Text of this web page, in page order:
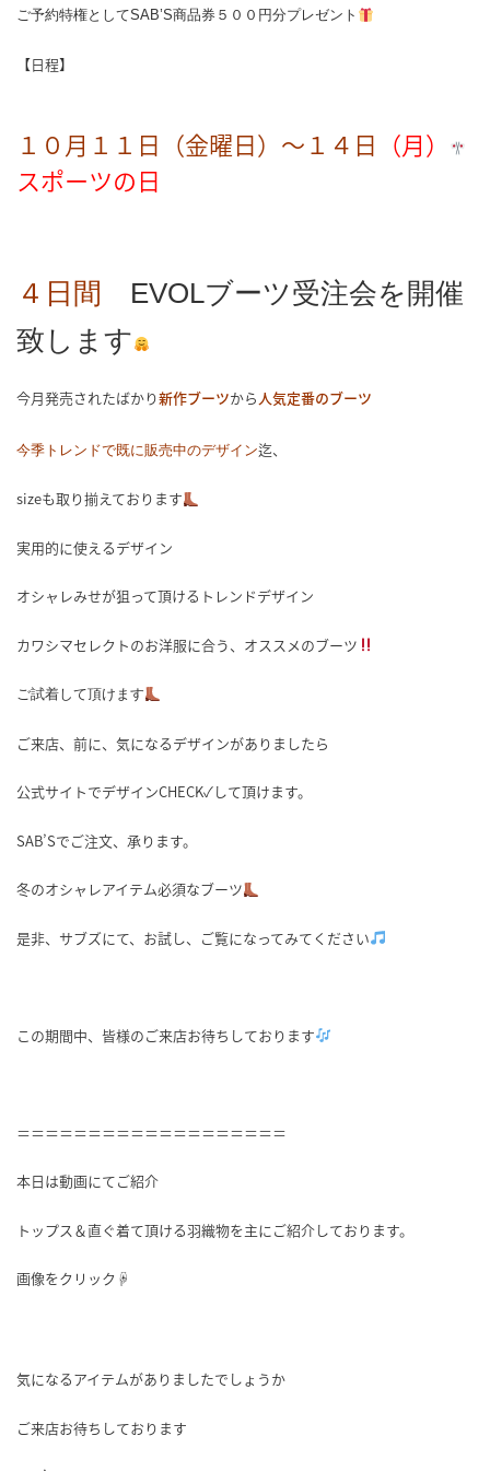
ご予約特権としてSAB’S商品券５００円分プレゼント
【日程】
１０月１１日（金曜日）～１４日 （月）
スポーツの日
４日間 EVOLブーツ受注会を開催
致します
今月発売されたばかり新作ブーツから人気定番のブーツ
今季トレンドで既に販売中のデザイン迄、
sizeも取り揃えております
実用的に使えるデザイン
オシャレみせが狙って頂けるトレンドデザイン
カワシマセレクトのお洋服に合う、オススメのブーツ
ご試着して頂けます
ご来店、前に、気になるデザインがありましたら
公式サイトでデザインCHECK✓して頂けます。
SAB’Sでご注文、承ります。
冬のオシャレアイテム必須なブーツ
是非、サブズにて、お試し、ご覧になってみてください
この期間中、皆様のご来店お待ちしております
＝＝＝＝＝＝＝＝＝＝＝＝＝＝＝＝＝＝＝
本日は動画にてご紹介
トップス＆直ぐ着て頂ける羽織物を主にご紹介しております。
画像をクリック☟
気になるアイテムがありましたでしょうか
ご来店お待ちしております